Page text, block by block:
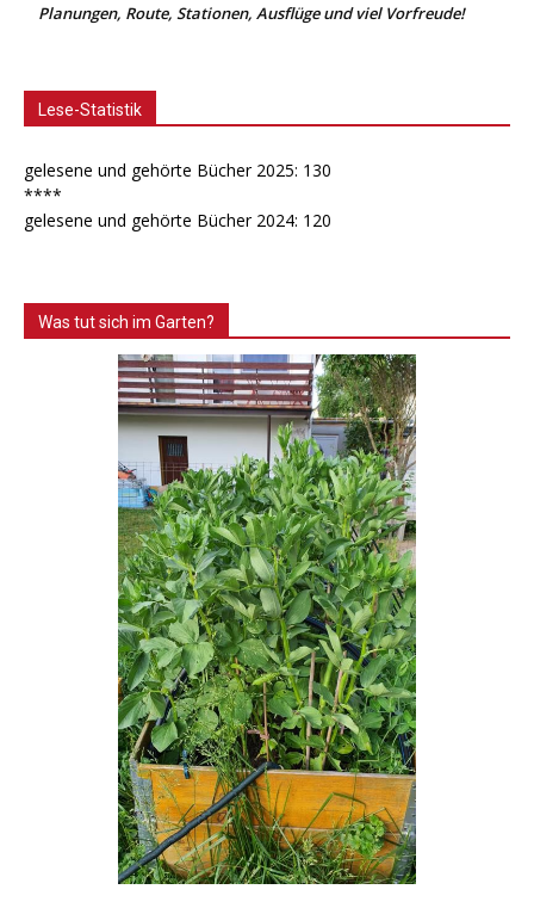
Planungen, Route, Stationen, Ausflüge und viel Vorfreude!
Lese-Statistik
gelesene und gehörte Bücher 2025: 130
****
gelesene und gehörte Bücher 2024: 120
Was tut sich im Garten?